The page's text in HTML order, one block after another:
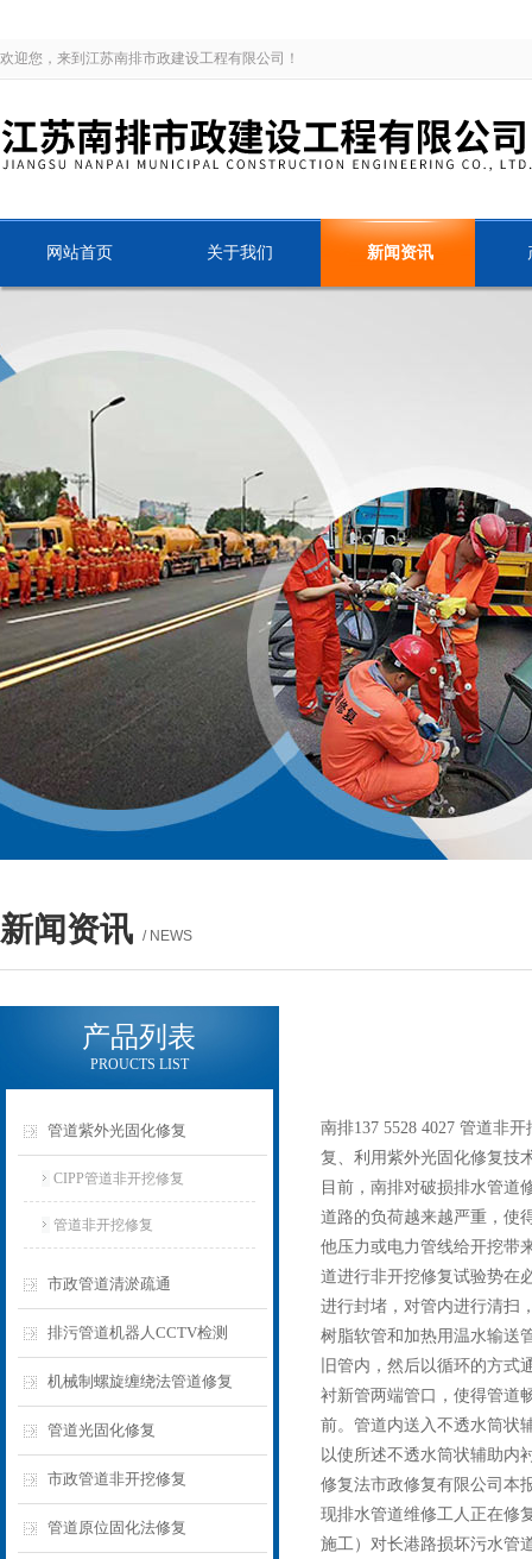
欢迎您，来到江苏南排市政建设工程有限公司！
网站首页 关于我们 新闻资讯
新闻资讯 / NEWS
产品列表
PROUCTS LIST
管道紫外光固化修复
CIPP管道非开挖修复
管道非开挖修复
市政管道清淤疏通
排污管道机器人CCTV检测
机械制螺旋缠绕法管道修复
管道光固化修复
市政管道非开挖修复
管道原位固化法修复
南排137 5528 4027 管道非
复、利用紫外光固化修复技
目前，南排对破损排水管道
道路的负荷越来越严重，使
他压力或电力管线给开挖带
道进行非开挖修复试验势在
进行封堵，对管内进行清扫
树脂软管和加热用温水输送
旧管内，然后以循环的方
衬新管两端管口，使得管道
前。管道内送入不透水筒状
以使所述不透水筒状辅助内
修复法市政修复有限公司本
现排水管道维修工人正在修
施工）对长港路损坏污水管